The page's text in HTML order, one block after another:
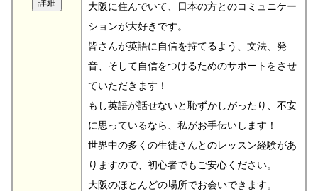
大阪に住んでいて、日本の方とのコミュニケー
ションが大好きです。
皆さんが英語に自信を持てるよう、文法、発
音、そして自信をつけるためのサポートをさせ
ていただきます！
もし英語が話せないと恥ずかしがったり、不安
に思っているなら、私がお手伝いします！
世界中の多くの生徒さんとのレッスン経験があ
りますので、初心者でもご安心ください。
大阪のほとんどの場所でお会いできます。